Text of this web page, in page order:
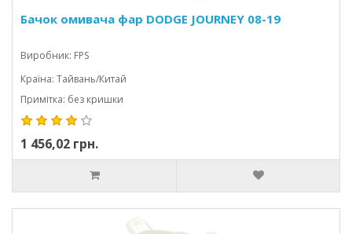
Бачок омивача фар DODGE JOURNEY 08-19
Виробник: FPS
Країна: Тайвань/Китай
Примітка: без кришки
1 456,02 грн.